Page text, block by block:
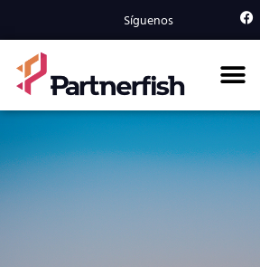
Síguenos